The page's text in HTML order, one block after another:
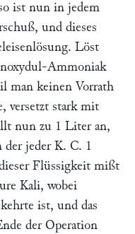
ist nun in jedem
und dieses
Löst
Ammoniak
man keinen Vorrath
versetzt stark mit
nun zu 1 Liter an,
der jeder K. C. 1
Flüssigkeit mißt
Kali, wobei
ist, und das
der Operation